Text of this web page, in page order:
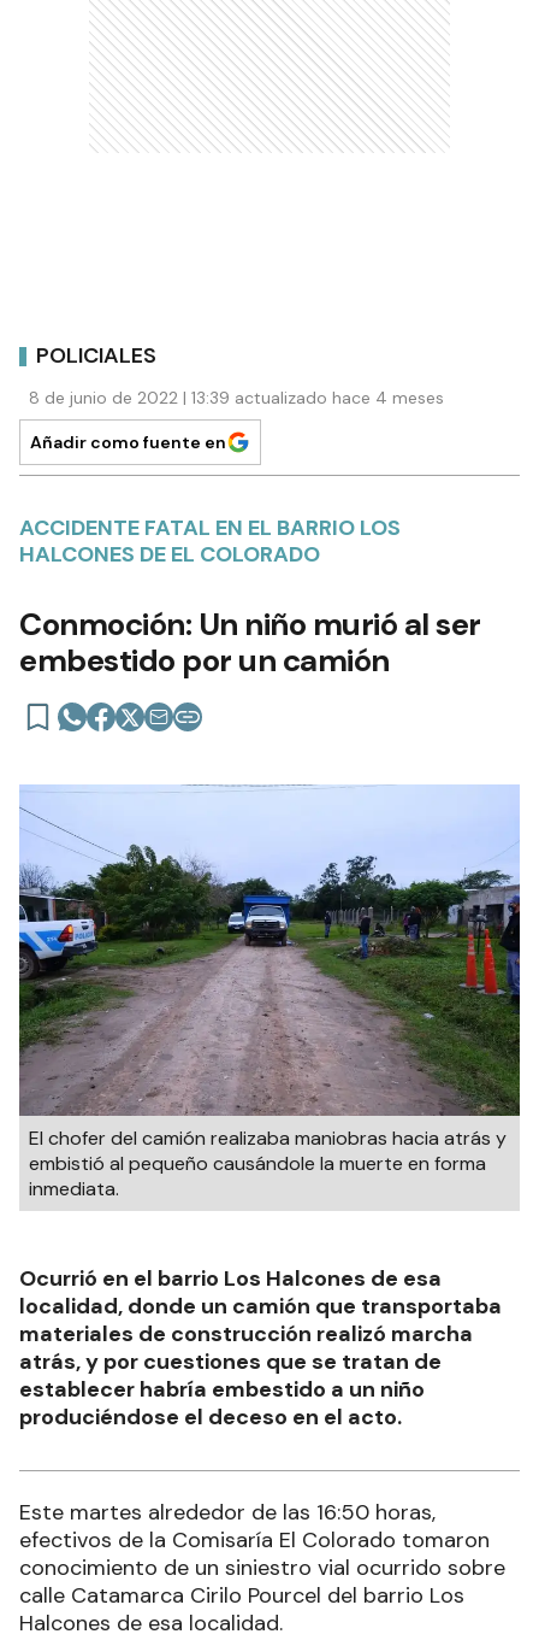
POLICIALES
8 de junio de 2022 | 13:39 actualizado hace 4 meses
Añadir como fuente en
ACCIDENTE FATAL EN EL BARRIO LOS
HALCONES DE EL COLORADO
Conmoción: Un niño murió al ser
embestido por un camión
El chofer del camión realizaba maniobras hacia atrás y
embistió al pequeño causándole la muerte en forma
inmediata.
Ocurrió en el barrio Los Halcones de esa
localidad, donde un camión que transportaba
materiales de construcción realizó marcha
atrás, y por cuestiones que se tratan de
establecer habría embestido a un niño
produciéndose el deceso en el acto.
Este martes alrededor de las 16:50 horas,
efectivos de la Comisaría El Colorado tomaron
conocimiento de un siniestro vial ocurrido sobre
calle Catamarca Cirilo Pourcel del barrio Los
Halcones de esa localidad.